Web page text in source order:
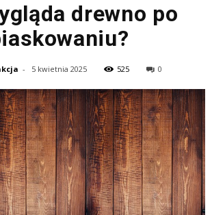
drewno po
- 5 kwietnia 2025 525 0